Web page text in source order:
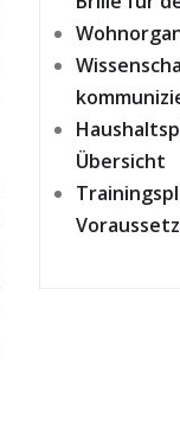
Übersicht